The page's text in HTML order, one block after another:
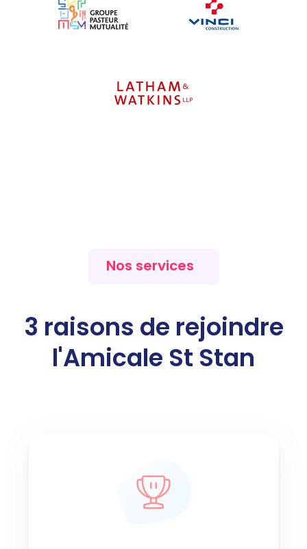
Nos services
3 raisons de rejoindre
l'Amicale St Stan